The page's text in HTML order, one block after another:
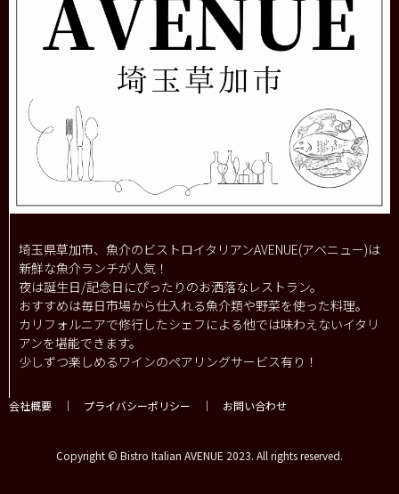
埼玉県草加市、魚介のビストロイタリアンAVENUE(アベニュー)は
新鮮な魚介ランチが人気！
夜は誕生日/記念日にぴったりのお洒落なレストラン。
おすすめは毎日市場から仕入れる魚介類や野菜を使った料理。
カリフォルニアで修行したシェフによる他では味わえないイタリ
アンを堪能できます。
少しずつ楽しめるワインのペアリングサービス有り！
会社概要 ｜ プライバシーポリシー ｜ お問い合わせ
Copyright © Bistro Italian AVENUE 2023. All rights reserved.